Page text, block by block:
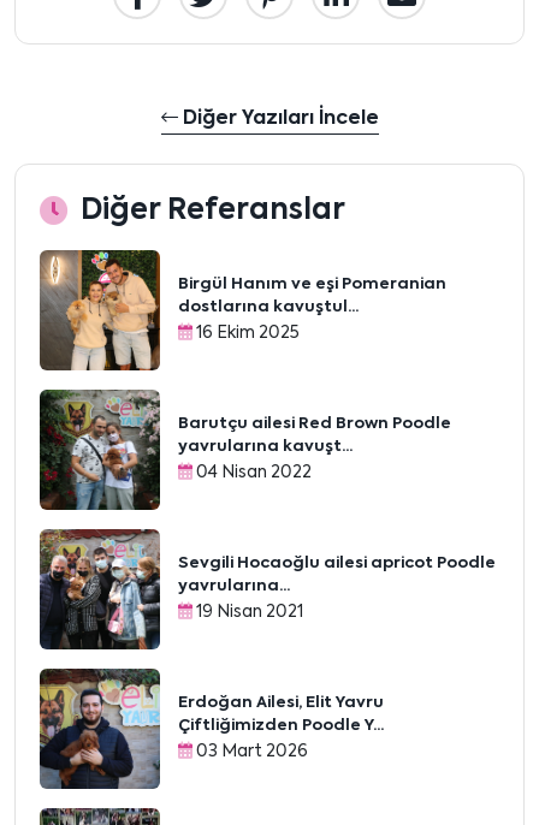
Diğer Yazıları İncele
Diğer Referanslar
Birgül Hanım ve eşi Pomeranian
dostlarına kavuştul...
16 Ekim 2025
Barutçu ailesi Red Brown Poodle
yavrularına kavuşt...
04 Nisan 2022
Sevgili Hocaoğlu ailesi apricot Poodle
yavrularına...
19 Nisan 2021
Erdoğan Ailesi, Elit Yavru
Çiftliğimizden Poodle Y...
03 Mart 2026